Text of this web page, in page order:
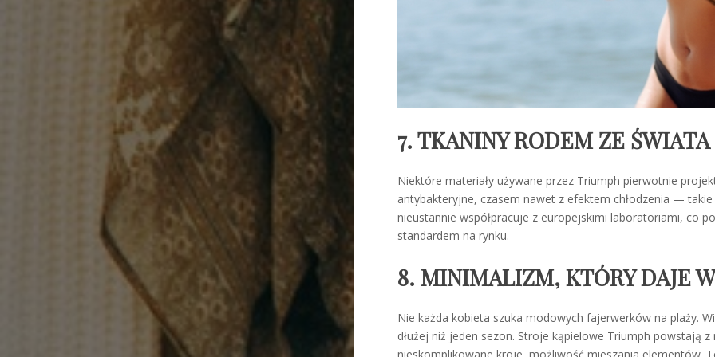
7. TKANINY RODEM ZE
Niektóre materiały używane przez Triumph pierwotnie
antybakteryjne, czasem nawet z efektem chłodzenia —
nieustannie współpracuje z europejskimi laboratoriami, co
standardem na rynku.
8. MINIMALIZM, KTÓRY DAJE
Nie każda kobieta szuka modowych fajerwerków na plaży.
dłużej niż jeden sezon. Stroje kąpielowe Triumph